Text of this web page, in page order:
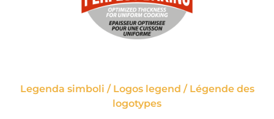
Legenda simboli / Logos legend / Légende des
logotypes